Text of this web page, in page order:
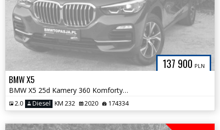
137 900 PLN
BMW X5
BMW X5 25d Kamery 360 Komforty z pamięcią H/Kardon 100% Bezwypadkowa
2.0 Diesel KM 232 2020 174334